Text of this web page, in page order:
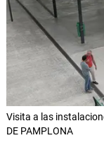
Visita a las
DE PAMPLONA